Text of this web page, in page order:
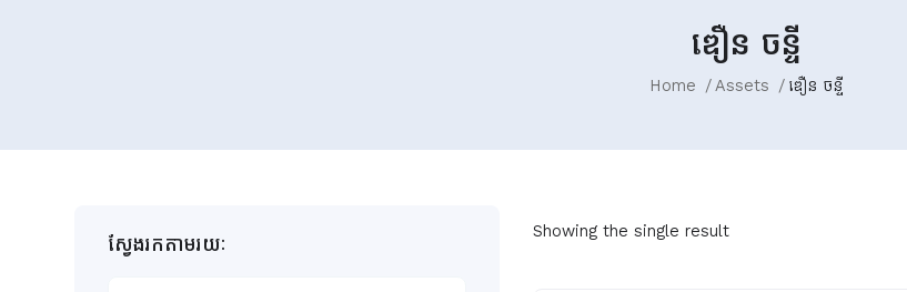
ឌឿន ចន្ទី
Home Assets ឌឿន ចន្ទី
ស្វែងរកតាមរយៈ
Showing the single result